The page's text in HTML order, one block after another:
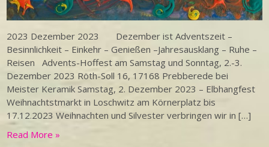
2023 Dezember 2023 Dezember ist Adventszeit –
Besinnlichkeit – Einkehr – Genießen –Jahresausklang – Ruhe –
Reisen Advents-Hoffest am Samstag und Sonntag, 2.-3.
Dezember 2023 Röth-Soll 16, 17168 Prebberede bei
Meister Keramik Samstag, 2. Dezember 2023 – Elbhangfest
Weihnachtstmarkt in Loschwitz am Körnerplatz bis
17.12.2023 Weihnachten und Silvester verbringen wir in […]
Read More »